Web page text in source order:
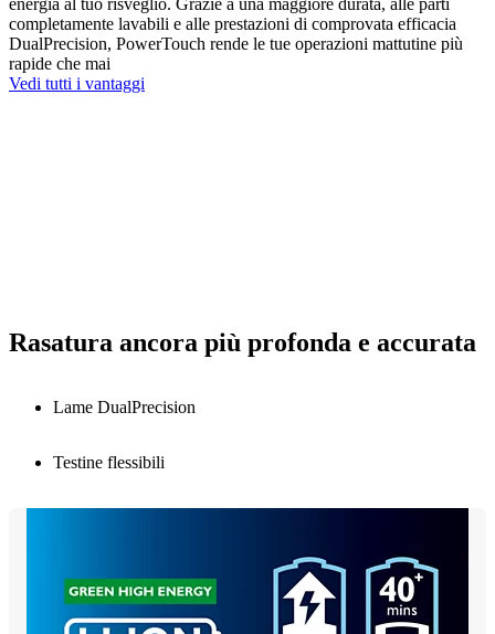
energia al tuo risveglio. Grazie a una maggiore durata, alle parti
completamente lavabili e alle prestazioni di comprovata efficacia
DualPrecision, PowerTouch rende le tue operazioni mattutine più
rapide che mai
Vedi tutti i vantaggi
Rasatura ancora più profonda e accurata
Lame DualPrecision
Testine flessibili